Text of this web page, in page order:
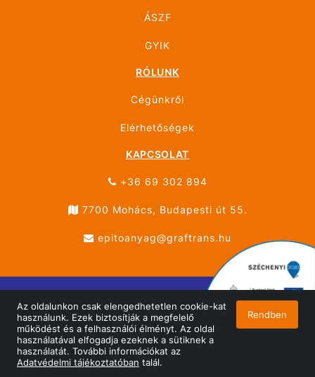
Az oldalunkon csak elengedhetetlen cookie-kat
használunk. Ezek biztosítják a megfelelő
működést és a felhasználói élményt. Az oldal
használatával elfogadja ezeknek a sütiknek a
használatát. További információkat az
Adatvédelmi tájékoztatóban talál.
Rendben
ÁSZF
GYIK
RÓLUNK
Cégünkről
Elérhetőségek
KAPCSOLAT
+36 69 302 894
7700 Mohács, Budapesti út 55.
epitoanyag@graftrans.hu
© ÚJHÁZ GRÁF TRANS MOHÁCS 2026 Minden jog
fenntartva!
Oldalt készítette:Vector Kft.